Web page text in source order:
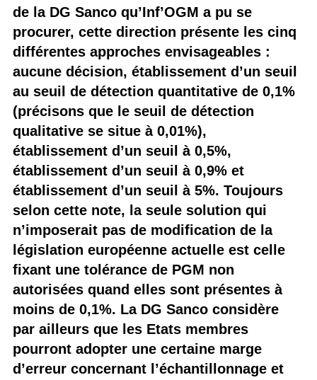
de la DG Sanco qu’Inf’OGM a pu se
procurer, cette direction présente les cinq
différentes approches envisageables :
aucune décision, établissement d’un seuil
au seuil de détection quantitative de 0,1%
(précisons que le seuil de détection
qualitative se situe à 0,01%),
établissement d’un seuil à 0,5%,
établissement d’un seuil à 0,9% et
établissement d’un seuil à 5%. Toujours
selon cette note, la seule solution qui
n’imposerait pas de modification de la
législation européenne actuelle est celle
fixant une tolérance de PGM non
autorisées quand elles sont présentes à
moins de 0,1%. La DG Sanco considère
par ailleurs que les Etats membres
pourront adopter une certaine marge
d’erreur concernant l’échantillonnage et